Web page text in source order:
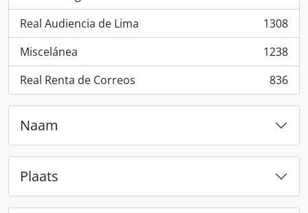
Real Audiencia de Lima
, 1308 results
1308
Miscelánea
, 1238 results
1238
Real Renta de Correos
, 836 results 836
Naam
Plaats